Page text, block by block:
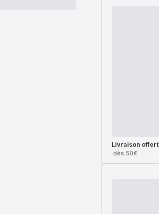
Livraison
dès 50€